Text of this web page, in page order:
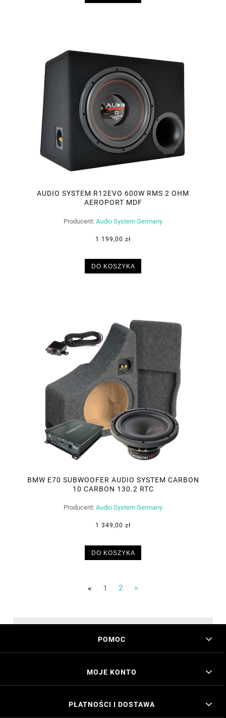
AUDIO SYSTEM R12EVO 600W RMS 2 OHM
AEROPORT MDF
Producent: Audio System Germany
1 199,00 zł
DO KOSZYKA
BMW E70 SUBWOOFER AUDIO SYSTEM CARBON
10 CARBON 130.2 RTC
Producent: Audio System Germany
1 349,00 zł
DO KOSZYKA
« 1 2 »
POMOC
MOJE KONTO
PŁATNOŚCI I DOSTAWA